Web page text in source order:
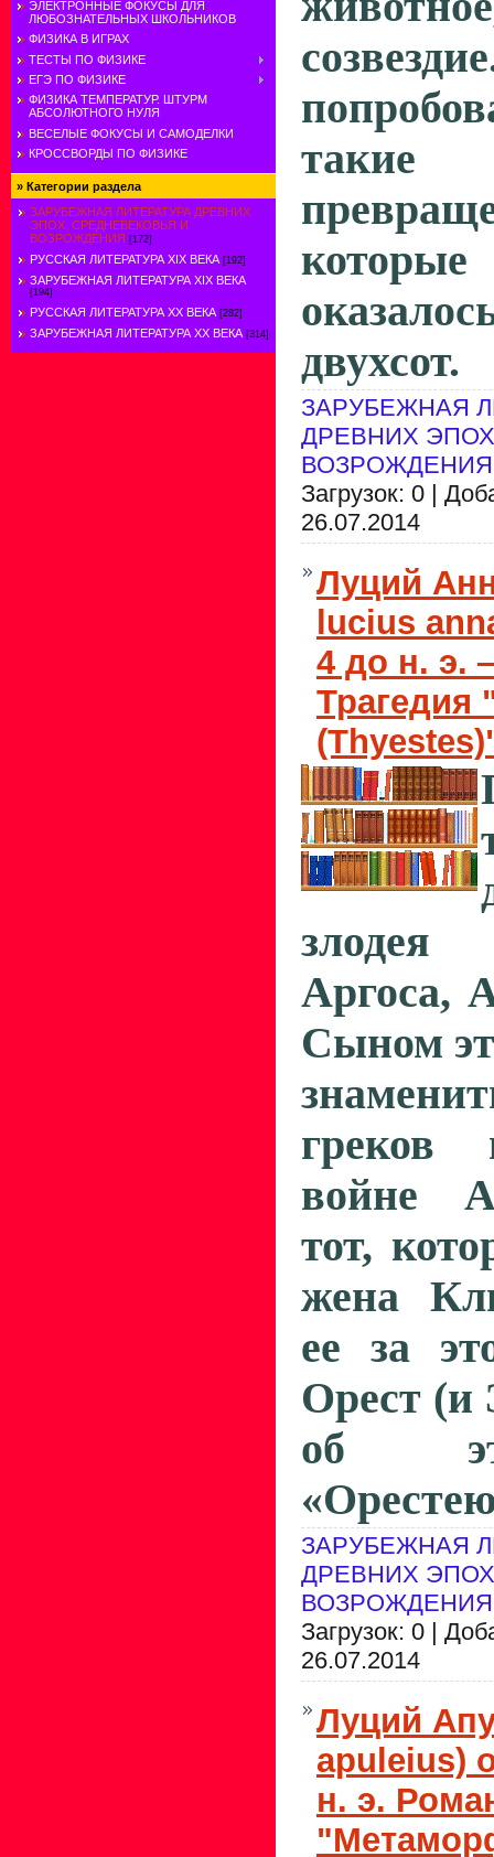
ЭЛЕКТРОННЫЕ ФОКУСЫ ДЛЯ
ЛЮБОЗНАТЕЛЬНЫХ ШКОЛЬНИКОВ
ФИЗИКА В ИГРАХ
ТЕСТЫ ПО ФИЗИКЕ
ЕГЭ ПО ФИЗИКЕ
ФИЗИКА ТЕМПЕРАТУР. ШТУРМ
АБСОЛЮТНОГО НУЛЯ
ВЕСЕЛЫЕ ФОКУСЫ И САМОДЕЛКИ
КРОССВОРДЫ ПО ФИЗИКЕ
» Категории раздела
ЗАРУБЕЖНАЯ ЛИТЕРАТУРА ДРЕВНИХ
ЭПОХ, СРЕДНЕВЕКОВЬЯ И
ВОЗРОЖДЕНИЯ [172]
РУССКАЯ ЛИТЕРАТУРА XIX ВЕКА [192]
ЗАРУБЕЖНАЯ ЛИТЕРАТУРА XIX ВЕКА
[194]
РУССКАЯ ЛИТЕРАТУРА XX ВЕКА [282]
ЗАРУБЕЖНАЯ ЛИТЕРАТУРА ХХ ВЕКА [314]
двухсот.
ЗАРУБЕЖНАЯ
ДРЕВНИХ
ВОЗРОЖДЕНИЯ
Загрузок: 0 |
26.07.2014
Луций
lucius
4 до н. э.
Трагедия
Аргоса,
Сыном
греков
войне
тот,
жена
ее за
Орест (и
об
ЗАРУБЕЖНАЯ
ДРЕВНИХ
ВОЗРОЖДЕНИЯ
Загрузок: 0 |
26.07.2014
Луций
apuleius)
н. э.